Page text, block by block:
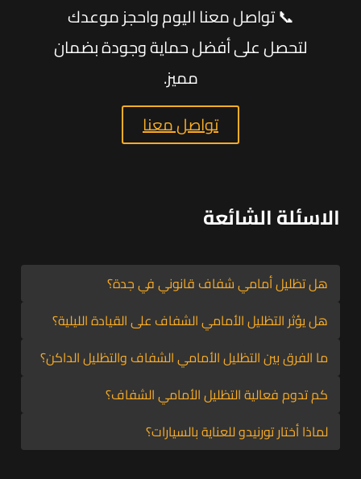
📞 تواصل معنا اليوم واحجز موعدك
لتحصل على أفضل حماية وجودة بضمان
مميز.
تواصل معنا
الاسئلة الشائعة
هل تظليل أمامي شفاف قانوني في جدة؟
نعم، التظليل الأمامي الشفاف قانوني ومعتمد في جدة لأنه
لا يعيق الرؤية.
هل يؤثر التظليل الأمامي الشفاف على القيادة الليلية؟
لا، فهو يحافظ على شفافية كاملة ويتيح رؤية واضحة ليلاً
ونهارًا.
ما الفرق بين التظليل الأمامي الشفاف والتظليل الداكن؟
التظليل الشفاف يحافظ على وضوح الرؤية، بينما الداكن يقلل
الخصوصية وقد يخالف الأنظمة.
كم تدوم فعالية التظليل الأمامي الشفاف؟
يستمر من 4 حتى 7 سنوات حسب النوع وجودة التركيب.
لماذا أختار تورنيدو للعناية بالسيارات؟